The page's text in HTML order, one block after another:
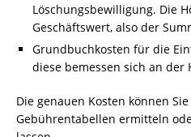
Löschungsbewilligung. Die
Geschäftswert, also der
Grundbuchkosten für die
diese bemessen sich an der
Die genauen Kosten können
Gebührentabellen ermitteln